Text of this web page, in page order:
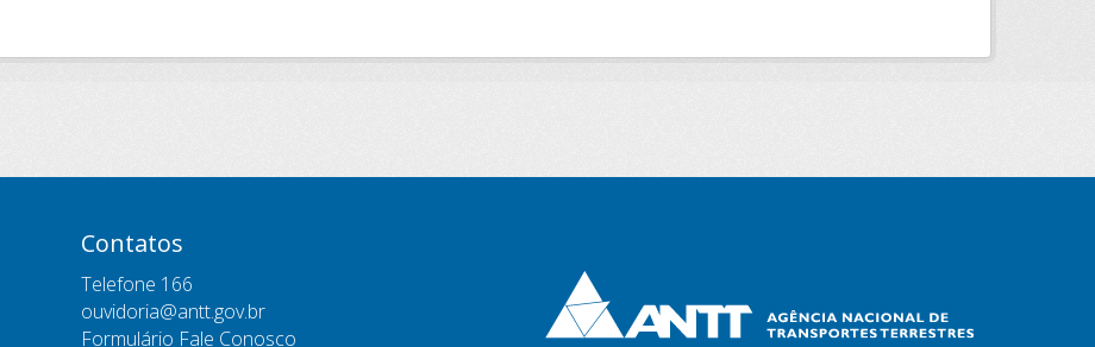
Contatos
Telefone 166
ouvidoria@antt.gov.br
Formulário Fale Conosco